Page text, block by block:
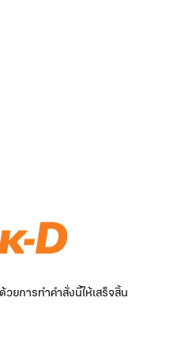
ยการทำคำสั่งนี้ให้เสร็จสิ้น